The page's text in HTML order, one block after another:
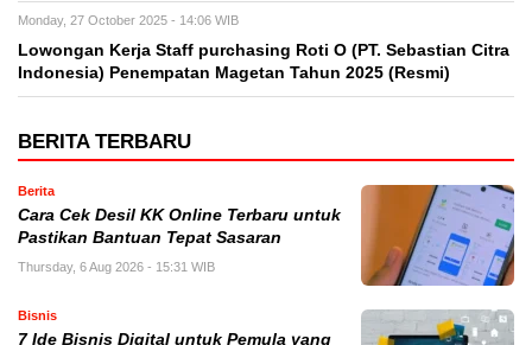
Monday, 27 October 2025 - 14:06 WIB
Lowongan Kerja Staff purchasing Roti O (PT. Sebastian Citra
Indonesia) Penempatan Magetan Tahun 2025 (Resmi)
BERITA TERBARU
Berita
Cara Cek Desil KK Online Terbaru untuk
Pastikan Bantuan Tepat Sasaran
Thursday, 6 Aug 2026 - 15:31 WIB
Bisnis
7 Ide Bisnis Digital untuk Pemula yang